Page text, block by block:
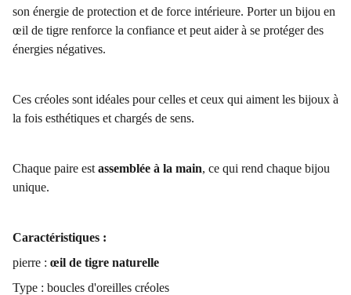
son énergie de protection et de force intérieure. Porter un bijou en
œil de tigre renforce la confiance et peut aider à se protéger des
énergies négatives.
Ces créoles sont idéales pour celles et ceux qui aiment les bijoux à
la fois esthétiques et chargés de sens.
Chaque paire est assemblée à la main, ce qui rend chaque bijou
unique.
Caractéristiques :
pierre : œil de tigre naturelle
Type : boucles d'oreilles créoles